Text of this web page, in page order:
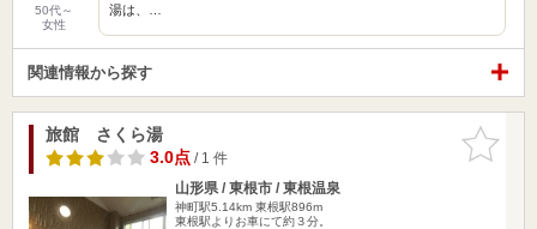
50代～
女性
湯は、…
関連情報から探す
お気に入
りに追加
旅館 さくら湯
3.0点/ 1 件
山形県 / 東根市 / 東根温泉
神町駅5.14km 東根駅896m
東根駅よりお車にて約３分。